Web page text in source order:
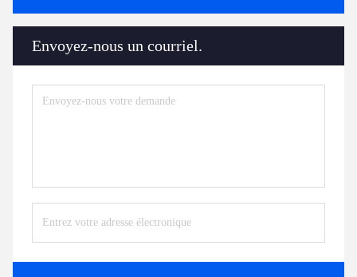
Envoyez-nous un courriel.